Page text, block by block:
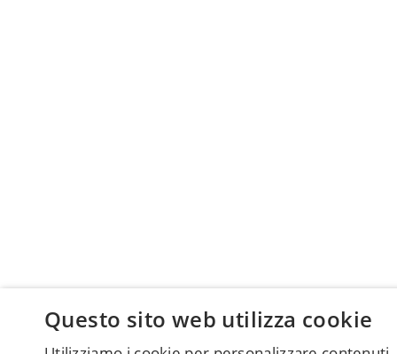
Questo sito web utilizza cookie